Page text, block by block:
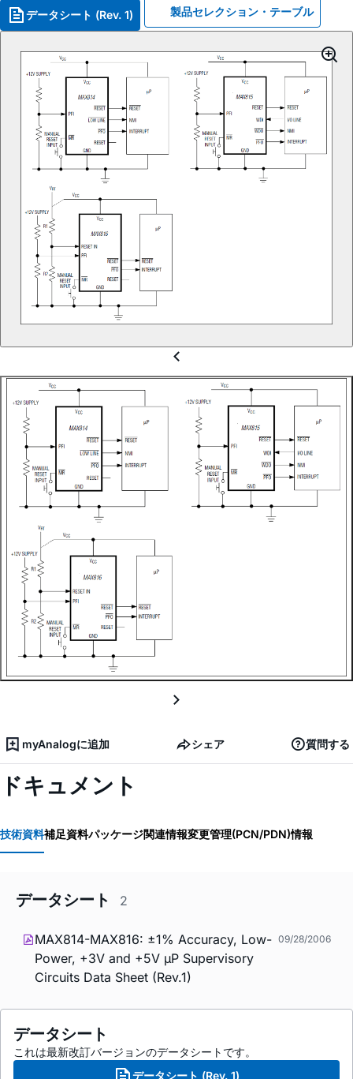
データシート (Rev. 1) 製品セレクション・テーブル
myAnalogに追加 シェア 質問する
ドキュメント
技術資料補足資料パッケージ関連情報変更管理(PCN/PDN)情報
データシート 2
MAX814-MAX816: ±1% Accuracy, Low-
Power, +3V and +5V µP Supervisory
Circuits Data Sheet (Rev.1)
09/28/2006
データシート
これは最新改訂バージョンのデータシートです。
データシート (Rev. 1)